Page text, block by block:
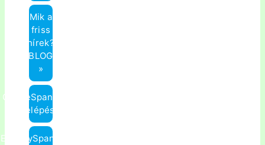
Mik a
friss
hírek?
(BLOG)
»
OnlineSpanyol.hu
Belépés »
ElmenySpanyol.hu